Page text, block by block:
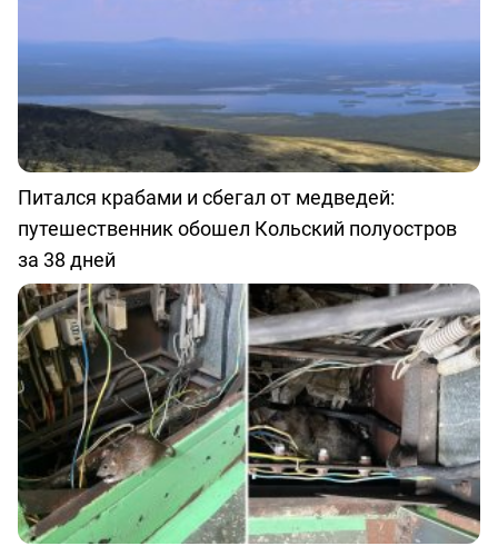
Питался крабами и сбегал от медведей:
путешественник обошел Кольский полуостров
за 38 дней